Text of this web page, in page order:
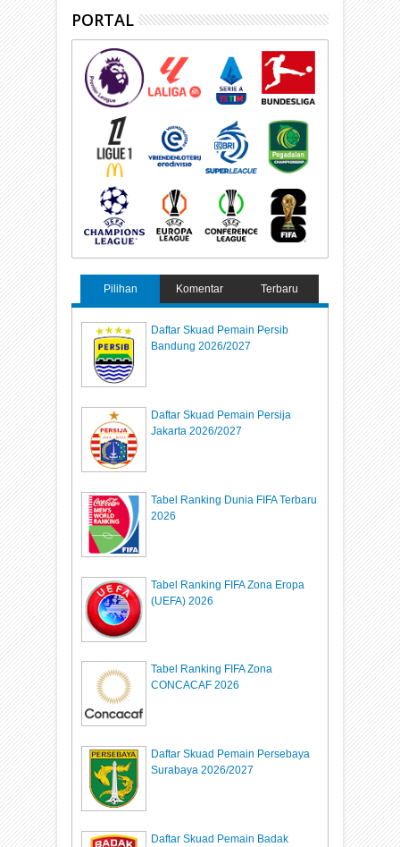
PORTAL
Pilihan Komentar Terbaru
Daftar Skuad Pemain Persib
Bandung 2026/2027
Daftar Skuad Pemain Persija
Jakarta 2026/2027
Tabel Ranking Dunia FIFA Terbaru
2026
Tabel Ranking FIFA Zona Eropa
(UEFA) 2026
Tabel Ranking FIFA Zona
CONCACAF 2026
Daftar Skuad Pemain Persebaya
Surabaya 2026/2027
Daftar Skuad Pemain Badak